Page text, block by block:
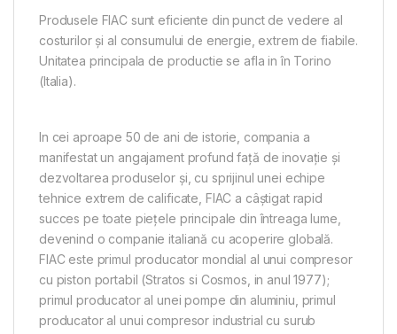
Produsele FIAC sunt eficiente din punct de vedere al
costurilor și al consumului de energie, extrem de fiabile.
Unitatea principala de productie se afla in în Torino
(Italia).
In cei aproape 50 de ani de istorie, compania a
manifestat un angajament profund față de inovație și
dezvoltarea produselor și, cu sprijinul unei echipe
tehnice extrem de calificate, FIAC a câștigat rapid
succes pe toate piețele principale din întreaga lume,
devenind o companie italiană cu acoperire globală.
FIAC este primul producator mondial al unui compresor
cu piston portabil (Stratos si Cosmos, in anul 1977);
primul producator al unei pompe din aluminiu, primul
producator al unui compresor industrial cu surub